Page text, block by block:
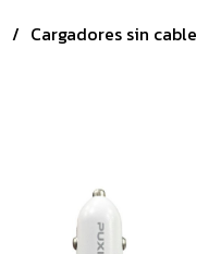
Cargadores sin cable